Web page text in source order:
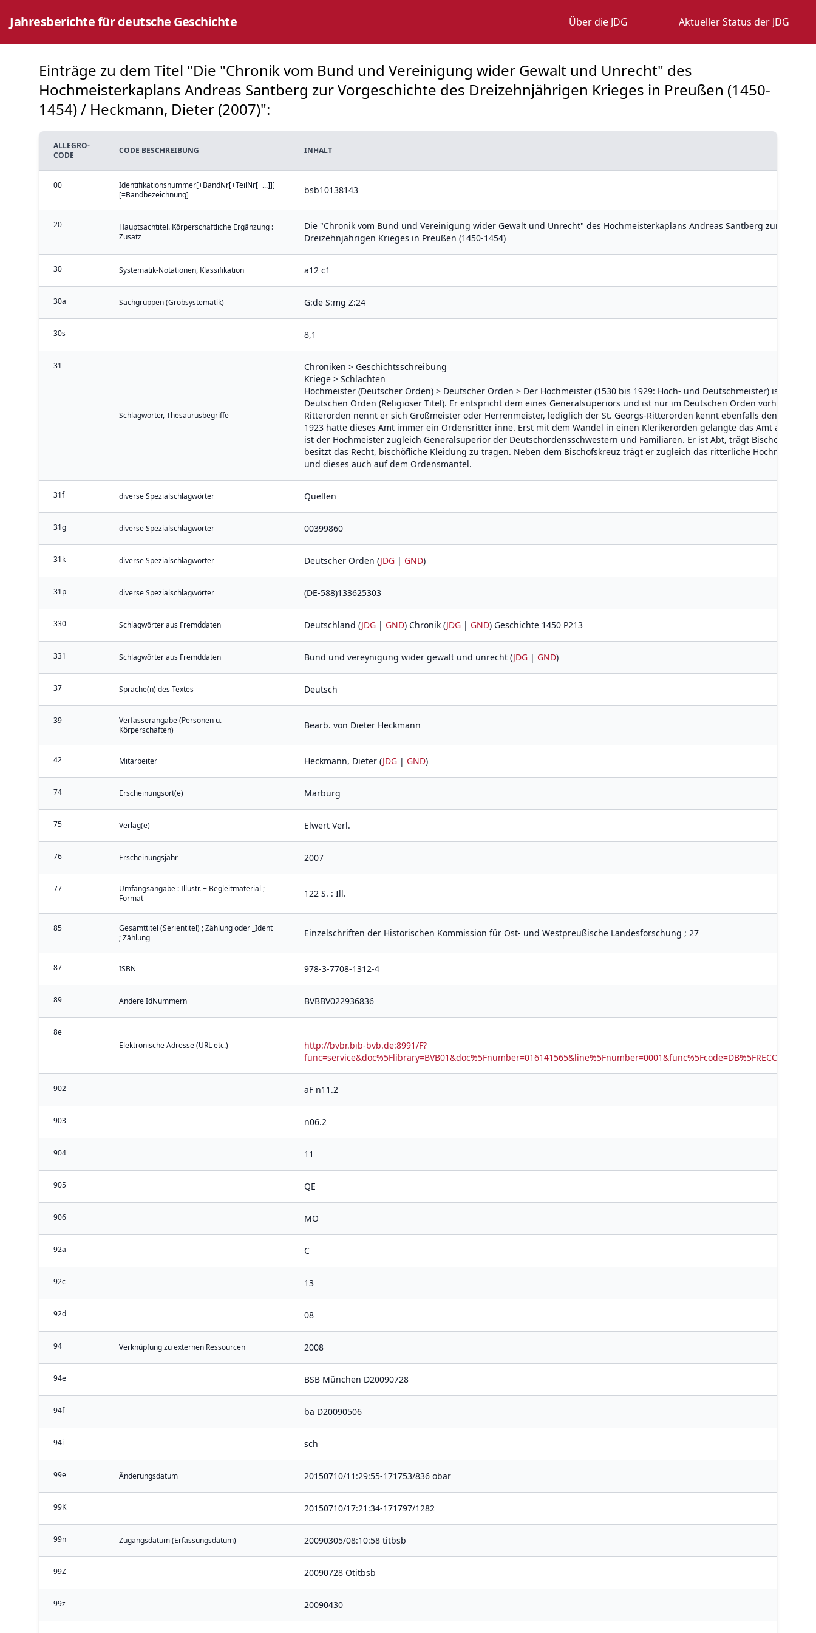
Jahresberichte für deutsche Geschichte Über die JDG Aktueller Status der JDG
Einträge zu dem Titel "Die "Chronik vom Bund und Vereinigung wider Gewalt und Unrecht" des
Hochmeisterkaplans Andreas Santberg zur Vorgeschichte des Dreizehnjährigen Krieges in Preußen (1450-
1454) / Heckmann, Dieter (2007)":
ALLEGRO-
CODE
CODE BESCHREIBUNG INHALT
00
Identifikationsnummer[+BandNr[+TeilNr[+...]]]
[=Bandbezeichnung]
bsb10138143
20
Hauptsachtitel. Körperschaftliche Ergänzung :
Zusatz
Die "Chronik vom Bund und Vereinigung wider Gewalt und Unrecht" des Hochmeisterkaplans Andreas Santberg zur
Dreizehnjährigen Krieges in Preußen (1450-1454)
30 Systematik-Notationen, Klassifikation a12 c1
30a Sachgruppen (Grobsystematik) G:de S:mg Z:24
30s 8,1
31
Schlagwörter, Thesaurusbegriffe
Chroniken > Geschichtsschreibung
Kriege > Schlachten
Hochmeister (Deutscher Orden) > Deutscher Orden > Der Hochmeister (1530 bis 1929: Hoch- und Deutschmeister) ist das
Deutschen Orden (Religiöser Titel). Er entspricht dem eines Generalsuperiors und ist nur im Deutschen Orden vorhanden.
Ritterorden nennt er sich Großmeister oder Herrenmeister, lediglich der St. Georgs-Ritterorden kennt ebenfalls den Titel
1923 hatte dieses Amt immer ein Ordensritter inne. Erst mit dem Wandel in einen Klerikerorden gelangte das Amt an die
ist der Hochmeister zugleich Generalsuperior der Deutschordensschwestern und Familiaren. Er ist Abt, trägt Bischofsstab
besitzt das Recht, bischöfliche Kleidung zu tragen. Neben dem Bischofskreuz trägt er zugleich das ritterliche
und dieses auch auf dem Ordensmantel.
31f diverse Spezialschlagwörter Quellen
31g diverse Spezialschlagwörter 00399860
31k diverse Spezialschlagwörter Deutscher Orden (JDG | GND)
31p diverse Spezialschlagwörter (DE-588)133625303
330 Schlagwörter aus Fremddaten Deutschland (JDG | GND) Chronik (JDG | GND) Geschichte 1450 P213
331 Schlagwörter aus Fremddaten Bund und vereynigung wider gewalt und unrecht (JDG | GND)
37 Sprache(n) des Textes Deutsch
39
Verfasserangabe (Personen u.
Körperschaften)
Bearb. von Dieter Heckmann
42 Mitarbeiter Heckmann, Dieter (JDG | GND)
74 Erscheinungsort(e) Marburg
75 Verlag(e) Elwert Verl.
76 Erscheinungsjahr 2007
77
Umfangsangabe : Illustr. + Begleitmaterial ;
Format
122 S. : Ill.
85
Gesamttitel (Serientitel) ; Zählung oder _Ident
; Zählung
Einzelschriften der Historischen Kommission für Ost- und Westpreußische Landesforschung ; 27
87 ISBN 978-3-7708-1312-4
89 Andere IdNummern BVBBV022936836
8e
Elektronische Adresse (URL etc.)
http://bvbr.bib-bvb.de:8991/F?
902 aF n11.2
903 n06.2
904 11
905 QE
906 MO
92a C
92c 13
92d 08
94 Verknüpfung zu externen Ressourcen 2008
94e BSB München D20090728
94f ba D20090506
94i sch
99e Änderungsdatum 20150710/11:29:55-171753/836 obar
99K 20150710/17:21:34-171797/1282
99n Zugangsdatum (Erfassungsdatum) 20090305/08:10:58 titbsb
99Z 20090728 Otitbsb
99z 20090430